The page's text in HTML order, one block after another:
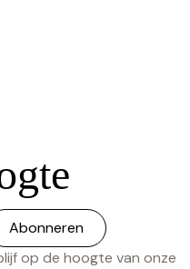
op de hoogte van onze